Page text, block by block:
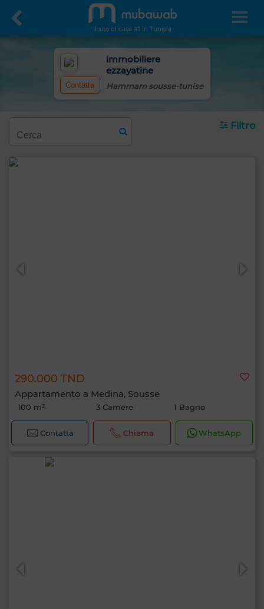
Il sito di case #1 in Tunisia
Contatta
immobiliere
ezzayatine
Hammam sousse-tunise
Filtro
290.000 TND
Appartamento a Medina, Sousse
100 m² 3 Camere 1 Bagno
Contatta Chiama WhatsApp